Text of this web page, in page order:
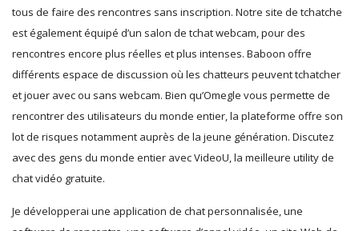
tous de faire des rencontres sans inscription. Notre site de tchatche
est également équipé d’un salon de tchat webcam, pour des
rencontres encore plus réelles et plus intenses. Baboon offre
différents espace de discussion où les chatteurs peuvent tchatcher
et jouer avec ou sans webcam. Bien qu’Omegle vous permette de
rencontrer des utilisateurs du monde entier, la plateforme offre son
lot de risques notamment auprès de la jeune génération. Discutez
avec des gens du monde entier avec VideoU, la meilleure utility de
chat vidéo gratuite.
Je développerai une application de chat personnalisée, une